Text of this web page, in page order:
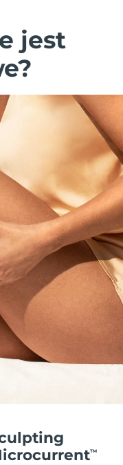
jest
TM
czas dostawy
czas dostawy
czas dostawy
8/13/26
czas dostawy
8/10/26
czas dostawy
8/10/26
czas dostawy
8/9/26
czas dostawy
czas dostawy
czas dostawy